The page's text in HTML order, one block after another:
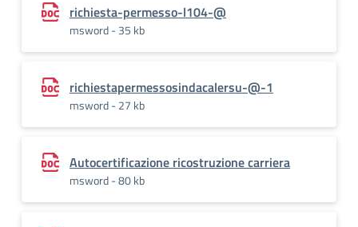
richiesta-permesso-l104-@
msword - 35 kb
richiestapermessosindacalersu-@-1
msword - 27 kb
Autocertificazione ricostruzione carriera
msword - 80 kb